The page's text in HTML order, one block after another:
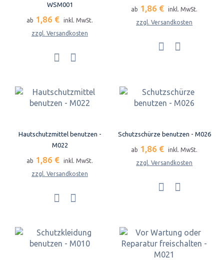
WSM001
ab 1,86 €
inkl. MwSt.
zzgl. Versandkosten
ab 1,86 €
inkl. MwSt.
zzgl. Versandkosten
Hautschutzmittel benutzen -
M022
ab 1,86 €
inkl. MwSt.
zzgl. Versandkosten
Schutzschürze benutzen - M026
ab 1,86 €
inkl. MwSt.
zzgl. Versandkosten